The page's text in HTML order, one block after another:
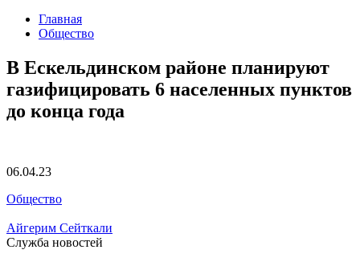
Главная
Общество
В Ескельдинском районе планируют
газифицировать 6 населенных пунктов
до конца года
06.04.23
Общество
Айгерим Сейткали
Служба новостей